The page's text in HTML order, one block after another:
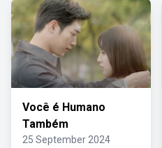
Você é Humano
Também
25 September 2024